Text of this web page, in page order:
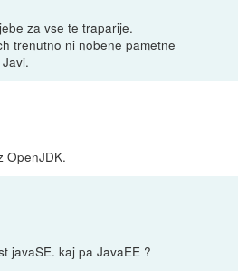
za vse te traparije.
trenutno ni nobene pametne
OpenJDK.
javaSE. kaj pa JavaEE ?